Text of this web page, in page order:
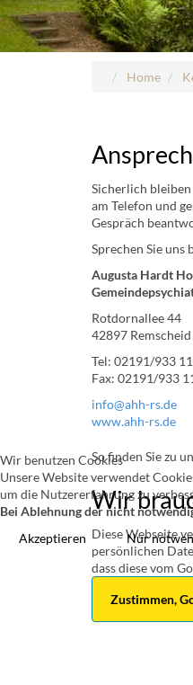
Home
Sicherlich
am Telefon und
Gespräch
Sprechen Sie uns
Augusta Hardt
Rotdornallee 44
42897 Remscheid
Tel: 02191/933
Fax: 02191/933
info@ahh-rs.de
www.ahh-rs.de
So finden Sie zu
Wir
Diese Webseite
persönlichen
dass diese vom
Wir benutzen Cookies
Unsere Website verwendet
um die Nutzererfahrung zu
Bei Ablehnung der nicht
Akzeptieren
Nur